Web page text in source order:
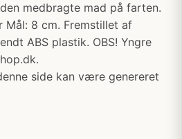
medbragte mad på farten.
Mål: 8 cm. Fremstillet af
ABS plastik. OBS! Yngre
side kan være genereret